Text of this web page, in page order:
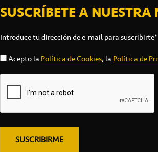
SUSCRÍBETE A NUESTRA
Introduce tu dirección de e-mail para suscribirte*
Acepto la Política de Cookies, la Política de